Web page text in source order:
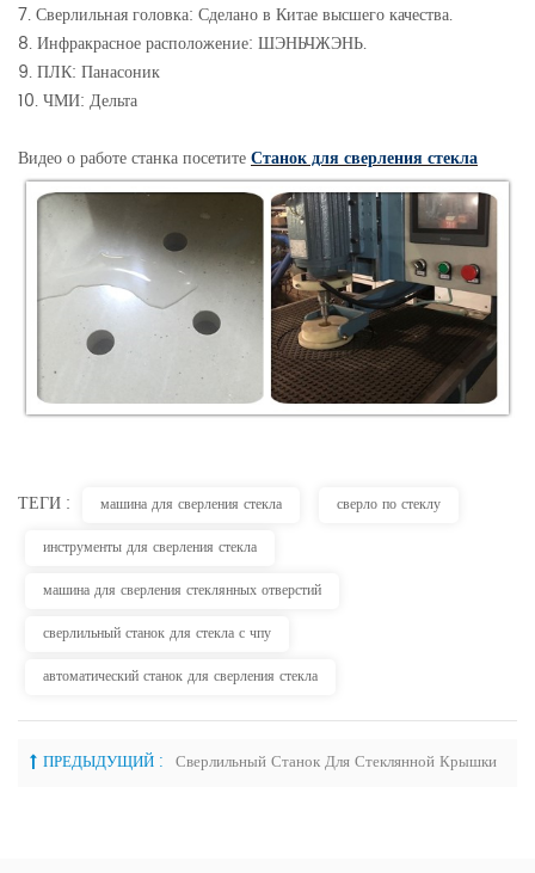
7. Сверлильная головка: Сделано в Китае высшего качества.
8. Инфракрасное расположение: ШЭНЬЧЖЭНЬ.
9. ПЛК: Панасоник
10. ЧМИ: Дельта
Видео о работе станка посетитеСтанок для сверления стекла
ТЕГИ : машина для сверления стекла
сверло по стеклу
инструменты для сверления стекла
машина для сверления стеклянных отверстий
сверлильный станок для стекла с чпу
автоматический станок для сверления стекла
ПРЕДЫДУЩИЙ : Сверлильный Станок Для Стеклянной Крышки